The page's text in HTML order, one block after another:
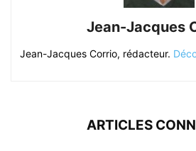
Jean-Jacques
Jean-Jacques Corrio, rédacteur.
ARTICLES